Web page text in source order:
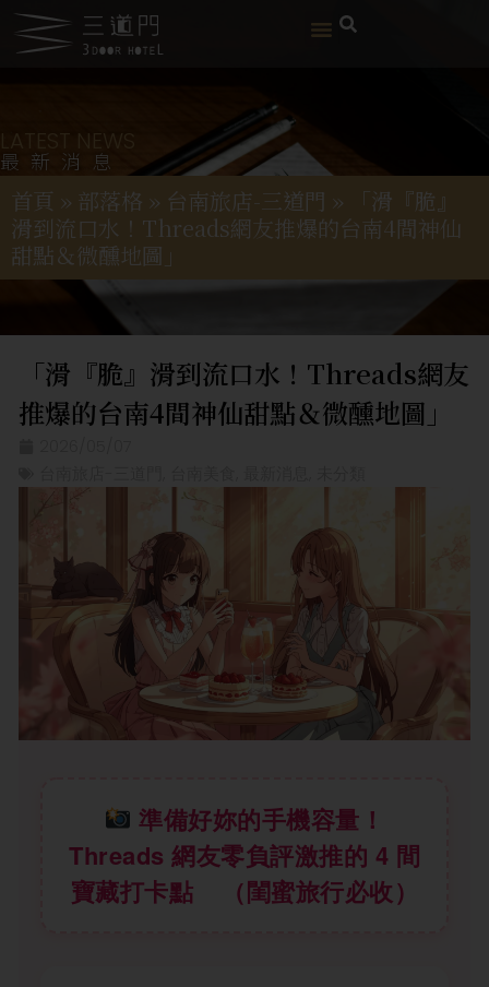
LATEST NEWS
最新消息
首頁 » 部落格 » 台南旅店-三道門 »
「滑『脆』
滑到流口水！Threads網友推爆的台南4間神仙
甜點＆微醺地圖」
「滑『脆』滑到流口水！Threads網友
推爆的台南4間神仙甜點＆微醺地圖」
準備好妳的手機容量！
Threads 網友零負評激推的 4 間
寶藏打卡點 （閨蜜旅行必收）